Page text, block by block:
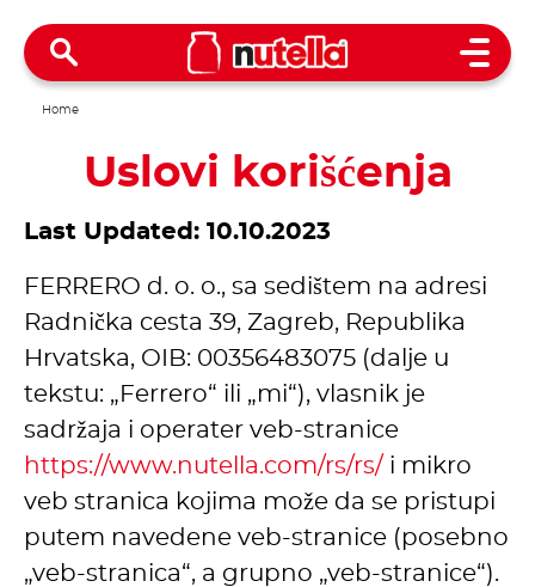
Open
Home
Uslovi korišćenja
Last Updated: 10.10.2023
FERRERO d. o. o., sa sedištem na adresi
Radnička cesta 39, Zagreb, Republika
Hrvatska, OIB: 00356483075 (dalje u
tekstu: „Ferrero“ ili „mi“), vlasnik je
sadržaja i operater veb-stranice
https://www.nutella.com/rs/rs/ i mikro
veb stranica kojima može da se pristupi
putem navedene veb-stranice (posebno
„veb-stranica“, a grupno „veb-stranice“).